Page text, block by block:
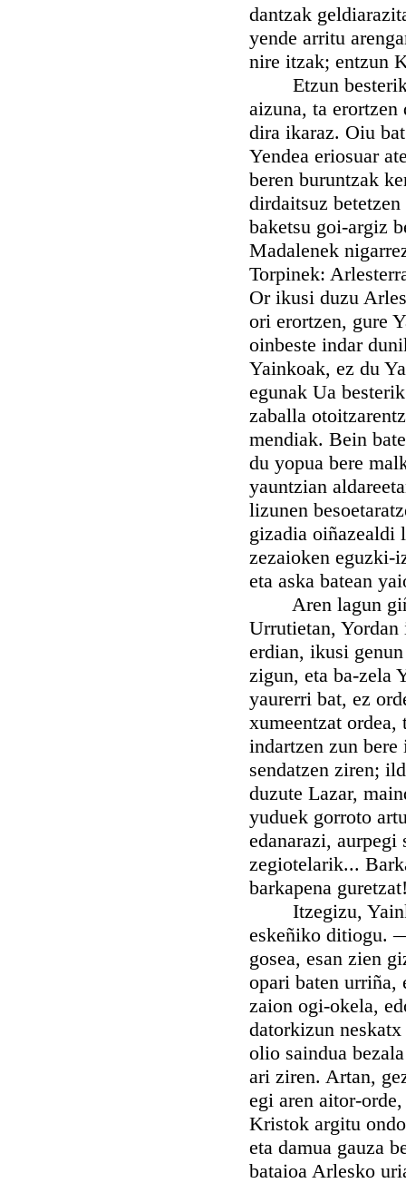
dantzak
yende arritu
nire itzak; entzun
Etzun besterik
aizuna, ta
dira ikaraz. Oiu
Yendea eriosuar
beren buruntzak
dirdaitsuz
baketsu goi-argiz
Madalenek
Torpinek:
Or ikusi duzu
ori erortzen, gure
oinbeste indar
Yainkoak, ez du
egunak Ua
zaballa
mendiak. Bein
du yopua bere
yauntzian
lizunen
gizadia oiñazealdi
zezaioken eguzki-
eta aska batean
Aren lagun
Urrutietan, Yordan
erdian, ikusi
zigun, eta ba-zela
yaurerri bat, ez
xumeentzat
indartzen zun
sendatzen ziren;
duzute Lazar,
yuduek gorroto
edanarazi,
zegiotelarik...
barkapena
Itzegizu,
eskeñiko ditiogu.
gosea, esan zien
opari baten urriña,
zaion ogi-okela,
datorkizun
olio saindua
ari ziren. Artan,
egi aren aitor-
Kristok argitu
eta damua gauza
bataioa Arlesko